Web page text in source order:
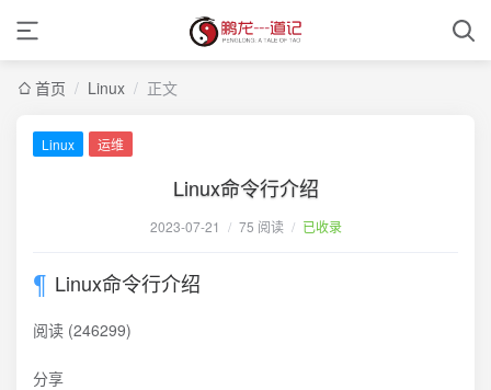
首页 / Linux / 正文
Linux 运维
Linux命令行介绍
2023-07-21 / 75 阅读 / 已收录
Linux命令行介绍
阅读 (246299)
分享